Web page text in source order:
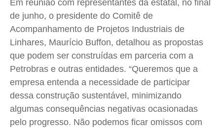
Em reunião com representantes da estatal, no final
de junho, o presidente do Comitê de
Acompanhamento de Projetos Industriais de
Linhares, Maurício Buffon, detalhou as propostas
que podem ser construídas em parceria com a
Petrobras e outras entidades. “Queremos que a
empresa entenda a necessidade de participar
dessa construção sustentável, minimizando
algumas consequências negativas ocasionadas
pelo progresso. Não podemos ficar omissos com